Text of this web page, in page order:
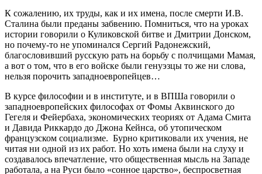
К сожалению, их труды, как и их имена, после смерти И.В.
Сталина были преданы забвению. Помниться, что на уроках
истории говорили о Куликовской битве и Дмитрии Донском,
но почему-то не упоминался Сергий Радонежский,
благословивший русскую рать на борьбу с полчищами Мамая,
а вот о том, что в его войске были генуэзцы то же ни слова,
нельзя порочить западноевропейцев…
В курсе философии и в институте, и в ВПШа говорили о
западноевропейских философах от Фомы Аквинского до
Гегеля и Фейербаха, экономических теориях от Адама Смита
и Давида Риккардо до Джона Кейнса, об утопическом
французском социализме. Бурно критиковали их учения, не
читая ни одной из их работ. Но хоть имена были на слуху и
создавалось впечатление, что общественная мысль на Западе
работала, а на Руси было «сонное царство», беспросветная